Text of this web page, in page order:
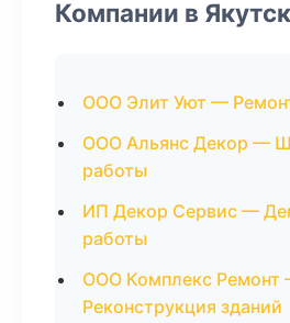
Компании в Якутск
ООО Элит Уют —
ООО Альянс Декор —
работы
ИП Декор Сервис —
работы
ООО Комплекс Ремонт
Реконструкция зданий